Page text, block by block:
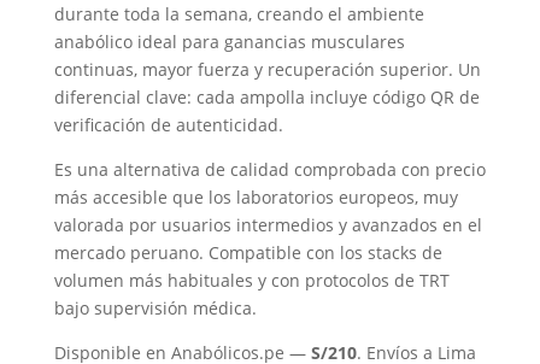
durante toda la semana, creando el ambiente
anabólico ideal para ganancias musculares
continuas, mayor fuerza y recuperación superior. Un
diferencial clave: cada ampolla incluye código QR de
verificación de autenticidad.
Es una alternativa de calidad comprobada con precio
más accesible que los laboratorios europeos, muy
valorada por usuarios intermedios y avanzados en el
mercado peruano. Compatible con los stacks de
volumen más habituales y con protocolos de TRT
bajo supervisión médica.
Disponible en Anabólicos.pe — S/210. Envíos a Lima